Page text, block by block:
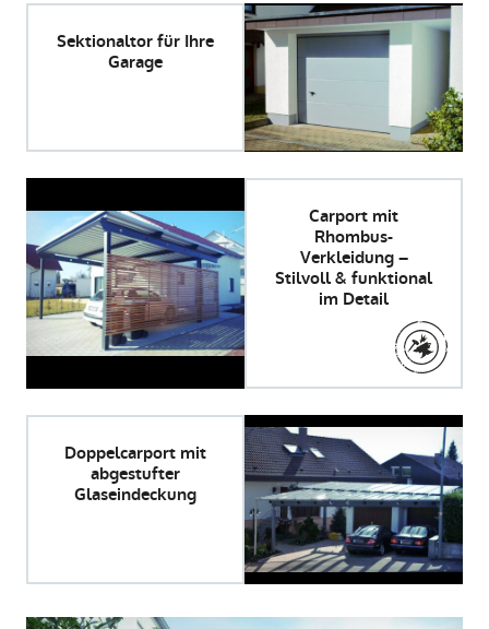
Sektionaltor für Ihre
Garage
Carport mit
Rhombus-
Verkleidung –
Stilvoll & funktional
im Detail
Doppelcarport mit
abgestufter
Glaseindeckung